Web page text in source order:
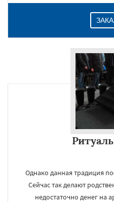
Однако данная традиция
Сейчас так делают
недостаточно денег на